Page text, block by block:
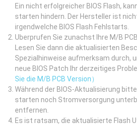
Ein nicht erfolgreicher BIOS Flash,
starten hindern. Der Hersteller ist
irgendwelche BIOS Flash Fehlstarts.
Uberprufen Sie zunachst Ihre M/B
Lesen Sie dann die aktualisierten
Spezialhinweise aufmerksam durch,
neue BIOS Patch Ihr derzeitiges
Sie die M/B PCB Version）
Während der BIOS-Aktualisierung
starten noch Stromversorgung
entfernen.
Es ist ratsam, die aktualisierte Flash